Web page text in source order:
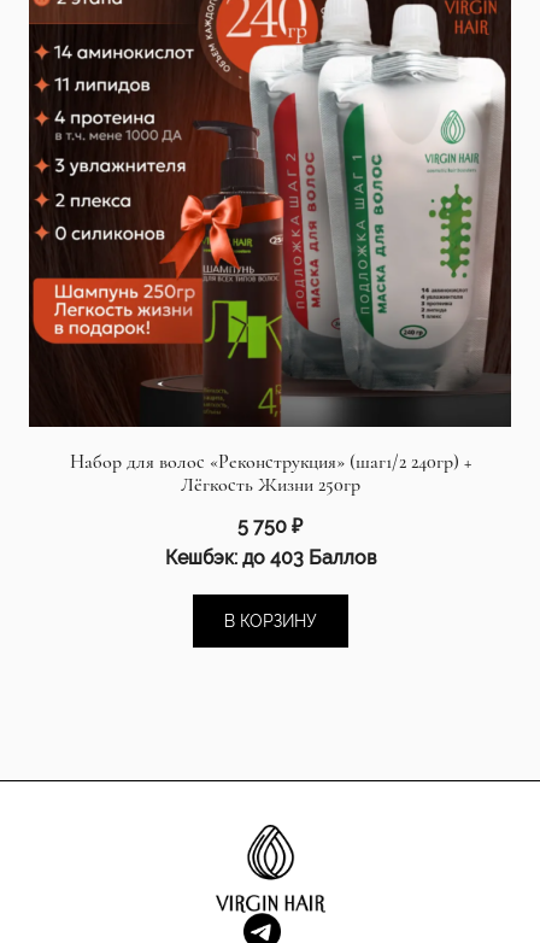
Набор для волос «Реконструкция» (шаг1/2 240гр) +
Лёгкость Жизни 250гр
5 750 ₽
Кешбэк:до 403 Баллов
В КОРЗИНУ